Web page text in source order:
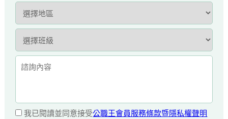
我已閱讀並同意接受公職王會員服務條款暨隱私權聲明